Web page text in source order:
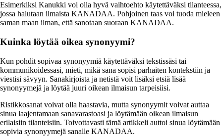
Esimerkiksi Kanukki voi olla hyvä vaihtoehto käytettäväksi tilanteessa,
jossa halutaan ilmaista KANADAA. Pohjoinen taas voi tuoda mieleen
saman maan ilman, että sanotaan suoraan KANADAA.
Kuinka löytää oikea synonyymi?
Kun pohdit sopivaa synonyymiä käytettäväksi tekstissäsi tai
kommunikoidessasi, mieti, mikä sana sopisi parhaiten kontekstiin ja
viestisi sävyyn. Sanakirjoista ja netistä voit lisäksi etsiä lisää
synonyymejä ja löytää juuri oikean ilmaisun tarpeisiisi.
Ristikkosanat voivat olla haastavia, mutta synonyymit voivat auttaa
sinua laajentamaan sanavarastoasi ja löytämään oikean ilmaisun
erilaisiin tilanteisiin. Toivottavasti tämä artikkeli auttoi sinua löytämään
sopivia synonyymejä sanalle KANADAA.